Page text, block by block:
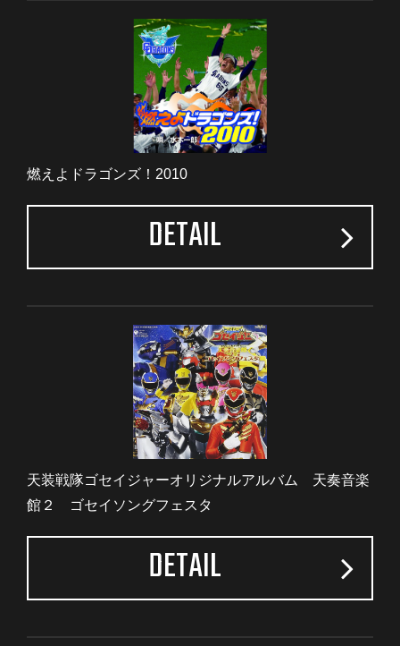
燃えよドラゴンズ！2010
DETAIL
天装戦隊ゴセイジャーオリジナルアルバム 天奏音楽
館２ ゴセイソングフェスタ
DETAIL